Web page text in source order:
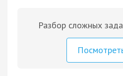
Разбор сложных